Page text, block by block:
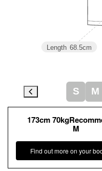
173cm
M
Find out more on your
Length 68.5cm
S M